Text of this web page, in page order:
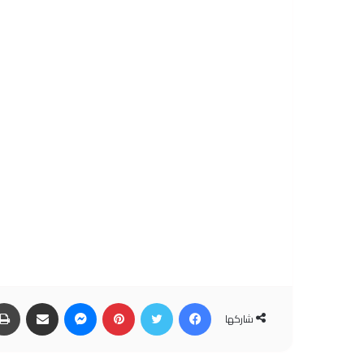
شاركها
فيسبوك تويتر بينتيريست ماسنجر مشاركة عبر البريد